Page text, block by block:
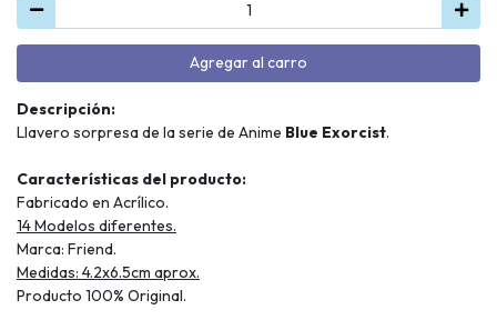
Agregar al carro
Descripción:
Llavero sorpresa de la serie de Anime Blue Exorcist.
Características del producto:
Fabricado en Acrílico.
14 Modelos diferentes.
Marca: Friend.
Medidas: 4.2x6.5cm aprox.
Producto 100% Original.